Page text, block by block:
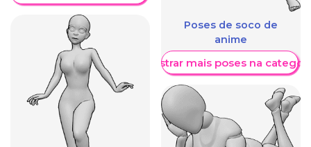
Poses de soco de
anime
Mostrar mais poses na